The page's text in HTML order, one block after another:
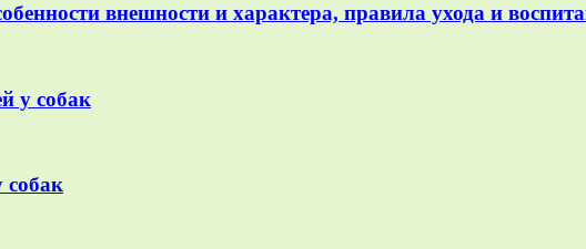
внешности и характера, правила ухода и
у собак
собак